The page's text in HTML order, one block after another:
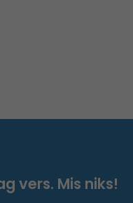
vers. Mis niks!